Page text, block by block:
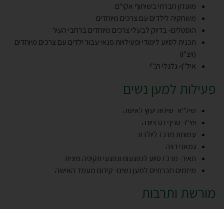
מועדון חברתי בשיתוף אקי"ם
משחקיה לילדים עם צרכים מיוחדים
הוסטלים- בדיוק לבעלי צרכים מיוחדים ברחבי העיר
תכנית לסיוע לימודי ופעילויות פנאי עבור ילדים עם צרכים מיוחדים
(ויצ"ו)
איל"ן- גלגלי רנ"י
פעילות למען נשים
שיל"א- שירות יעוץ לאישה
ויצ"ו- סניף נס ציונה
עמותת מרכז ליולדת
גמאני רצה
תאיר- מרכז סיוע לנפגעות ונפגעי תקיפה מינית
מיזמים חברתיים למען נשים- קידום מעמד האישה
מורשת ותרבות